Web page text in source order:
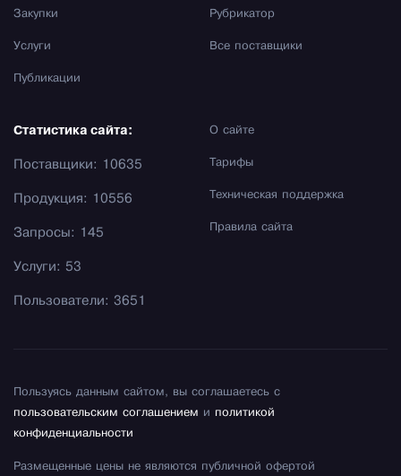
Закупки
Услуги
Публикации
Рубрикатор
Все поставщики
О сайте
Тарифы
Техническая поддержка
Правила сайта
Статистика сайта:
Поставщики: 10635
Продукция: 10556
Запросы: 145
Услуги: 53
Пользователи: 3651
Пользуясь данным сайтом, вы соглашаетесь с
пользовательским соглашением и политикой
конфиденциальности
Размещенные цены не являются публичной офертой